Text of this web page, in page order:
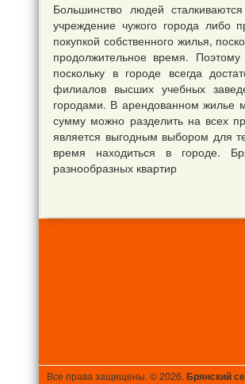
Большинство людей
учреждение чужого города либо
покупкой собственного жилья,
продолжительное время.
поскольку в городе всегда
филиалов высших учебных
городами. В арендованном жилье
сумму можно разделить на всех
является выгодным выбором для
время находиться в городе.
разнообразных квартир
Все права защищены. © 2026.Брянский